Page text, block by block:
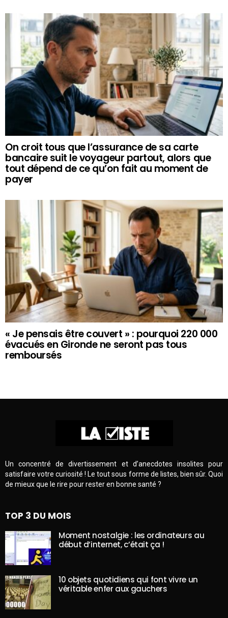
On croit tous que l’assurance de sa carte
bancaire suit le voyageur partout, alors que
tout dépend de ce qu’on fait au moment de
payer
« Je pensais être couvert » : pourquoi 220 000
évacués en Gironde ne seront pas tous
remboursés
Un concentré de divertissement et d’anecdotes insolites pour
satisfaire votre curiosité ! Le tout sous forme de listes, bien sûr. Quoi
de mieux que le rire pour rester en bonne santé ?
TOP 3 DU MOIS
Moment nostalgie : les ordinateurs au
début d’internet, c’était ça !
10 objets quotidiens qui font vivre un
véritable enfer aux gauchers